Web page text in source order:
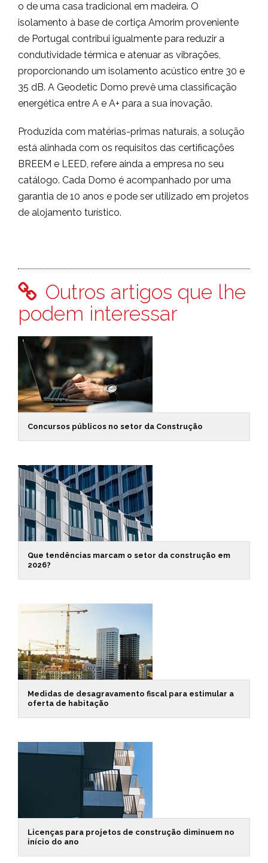
o de uma casa tradicional em madeira. O
isolamento à base de cortiça Amorim proveniente
de Portugal contribui igualmente para reduzir a
condutividade térmica e atenuar as vibrações,
proporcionando um isolamento acústico entre 30 e
35 dB. A Geodetic Domo prevê uma classificação
energética entre A e A+ para a sua inovação.
Produzida com matérias-primas naturais, a solução
está alinhada com os requisitos das certificações
BREEM e LEED, refere ainda a empresa no seu
catálogo. Cada Domo é acompanhado por uma
garantia de 10 anos e pode ser utilizado em projetos
de alojamento turístico.
Outros artigos que lhe
podem interessar
Concursos públicos no setor da Construção
Que tendências marcam o setor da construção em
2026?
Medidas de desagravamento fiscal para estimular a
oferta de habitação
Licenças para projetos de construção diminuem no
início do ano